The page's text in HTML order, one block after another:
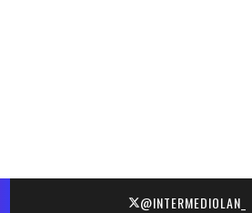
@INTERMEDIOLAN_